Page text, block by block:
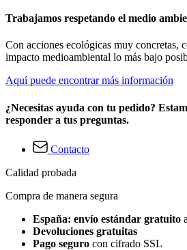
Trabajamos respetando el medio
Con acciones ecológicas muy concretas,
impacto medioambiental lo más bajo
Aquí puede encontrar más información
¿Necesitas ayuda con tu pedido?
responder a tus preguntas.
Contacto
Calidad probada
Compra de manera segura
España: envío estándar gratuito
Devoluciones gratuitas
Pago seguro con cifrado SSL